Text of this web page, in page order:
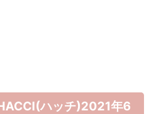
ハッチ)2021年6